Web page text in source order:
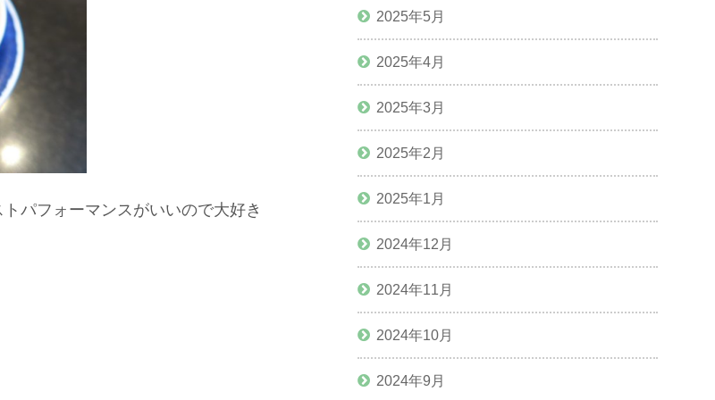
パフォーマンスがいいので大好き
2025年5月
2025年4月
2025年3月
2025年2月
2025年1月
2024年12月
2024年11月
2024年10月
2024年9月